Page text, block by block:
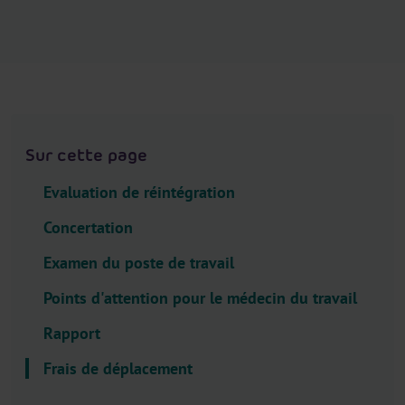
a
Sur cette page
Evaluation de réintégration
Concertation
Examen du poste de travail
Points d'attention pour le médecin du travail
Rapport
Frais de déplacement